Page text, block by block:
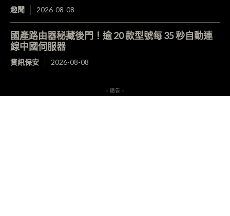
趣聞 2026-08-08
國產路由器秘藏後門！逾 20 款型號每 35 秒自動連
線中國伺服器
資訊保安 2026-08-08
- 廣告 -